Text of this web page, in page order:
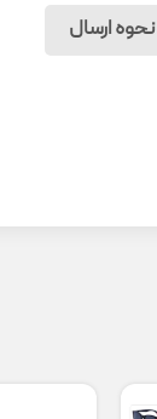
نحوه ارسال